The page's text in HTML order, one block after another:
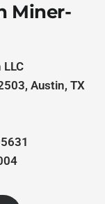
Miner-
Austin, TX